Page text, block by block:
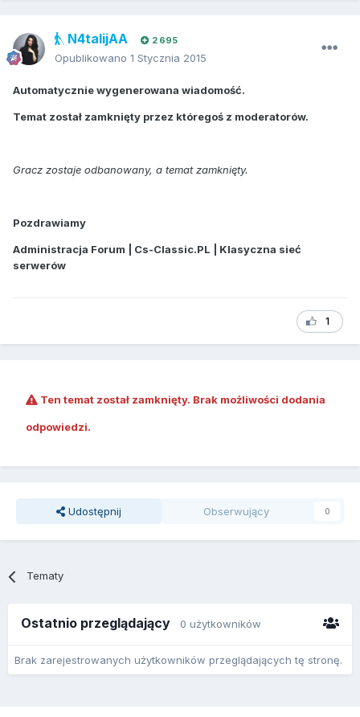
N4talijAA 2 695
Opublikowano 1 Stycznia 2015
Automatycznie wygenerowana wiadomość.
Temat został zamknięty przez któregoś z moderatorów.
Gracz zostaje odbanowany, a temat zamknięty.
Pozdrawiamy
Administracja Forum | Cs-Classic.PL | Klasyczna sieć
serwerów
1
Ten temat został zamknięty. Brak możliwości dodania
odpowiedzi.
Udostępnij Obserwujący 0
Tematy
Ostatnio przeglądający 0 użytkowników
Brak zarejestrowanych użytkowników przeglądających tę stronę.